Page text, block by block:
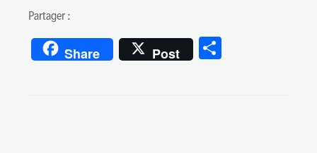
Partager :
Share Post